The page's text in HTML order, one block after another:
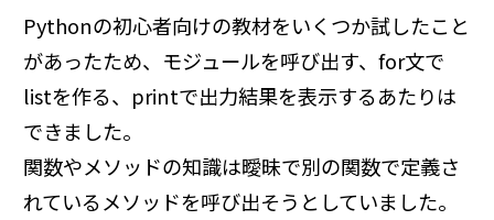
Pythonの初心者向けの教材をいくつか試したこと
があったため、モジュールを呼び出す、for文で
listを作る、printで出力結果を表示するあたりは
できました。
関数やメソッドの知識は曖昧で別の関数で定義さ
れているメソッドを呼び出そうとしていました。